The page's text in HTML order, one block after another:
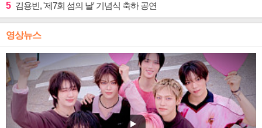
5 김용빈, '제7회 섬의 날' 기념식 축하 공연
영상뉴스